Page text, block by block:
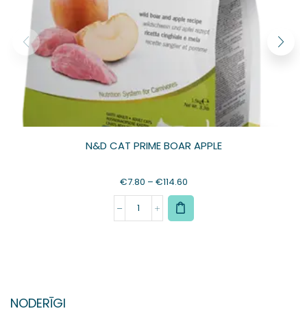
N&D CAT PRIME BOAR APPLE
€7.80 – €114.60
NODERĪGI